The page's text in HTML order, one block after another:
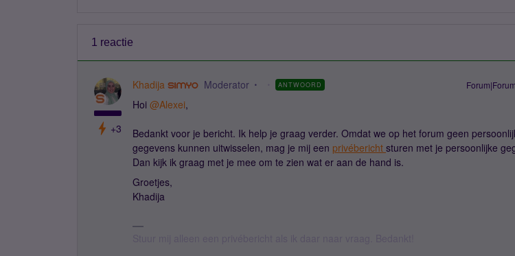
1 reactie
+3
Khadija Moderator ANTWOORD
Hoi ​ @Alexei,
Bedankt voor je bericht. Ik help je graag verder. Omdat we op het forum geen
gegevens kunnen uitwisselen, mag je mij een privébericht sturen met je persoonlijke
Dan kijk ik graag met je mee om te zien wat er aan de hand is.
Groetjes,
Khadija